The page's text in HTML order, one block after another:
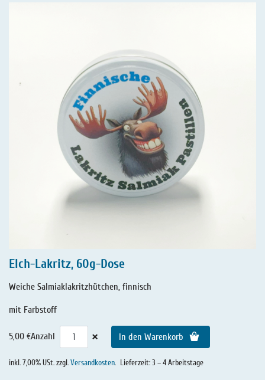
Elch-Lakritz, 60g-Dose
Weiche Salmiaklakritzhütchen, finnisch
mit Farbstoff
5,00 €Anzahl × In den Warenkorb
inkl. 7,00% USt. zzgl.Versandkosten. Lieferzeit: 3 – 4 Arbeitstage